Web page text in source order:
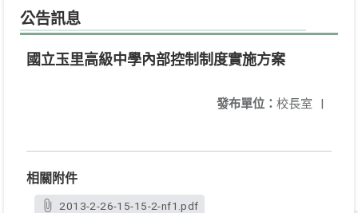
公告訊息
國立玉里高級中學內部控制制度實施方案
發布單位： 校長室 |
相關附件
2013-2-26-15-15-2-nf1.pdf